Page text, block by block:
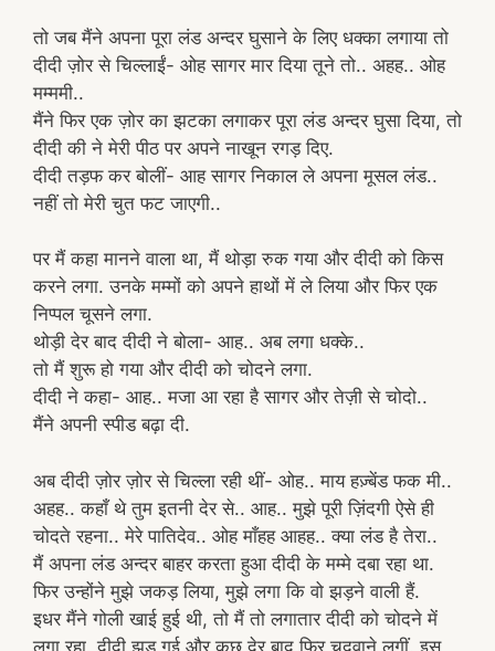
तो जब मैंने अपना पूरा लंड अन्दर घुसाने के लिए धक्का लगाया तो
दीदी ज़ोर से चिल्लाईं- ओह सागर मार दिया तूने तो.. अहह.. ओह
मम्ममी..
मैंने फिर एक ज़ोर का झटका लगाकर पूरा लंड अन्दर घुसा दिया, तो
दीदी की ने मेरी पीठ पर अपने नाखून रगड़ दिए.
दीदी तड़फ कर बोलीं- आह सागर निकाल ले अपना मूसल लंड..
नहीं तो मेरी चुत फट जाएगी..
पर मैं कहा मानने वाला था, मैं थोड़ा रुक गया और दीदी को किस
करने लगा. उनके मम्मों को अपने हाथों में ले लिया और फिर एक
निप्पल चूसने लगा.
थोड़ी देर बाद दीदी ने बोला- आह.. अब लगा धक्के..
तो मैं शुरू हो गया और दीदी को चोदने लगा.
दीदी ने कहा- आह.. मजा आ रहा है सागर और तेज़ी से चोदो..
मैंने अपनी स्पीड बढ़ा दी.
अब दीदी ज़ोर ज़ोर से चिल्ला रही थीं- ओह.. माय हज़्बेंड फक मी..
अहह.. कहाँ थे तुम इतनी देर से.. आह.. मुझे पूरी ज़िंदगी ऐसे ही
चोदते रहना.. मेरे पातिदेव.. ओह माँहह आहह.. क्या लंड है तेरा..
मैं अपना लंड अन्दर बाहर करता हुआ दीदी के मम्मे दबा रहा था.
फिर उन्होंने मुझे जकड़ लिया, मुझे लगा कि वो झड़ने वाली हैं.
इधर मैंने गोली खाई हुई थी, तो मैं तो लगातार दीदी को चोदने में
लगा रहा. दीदी झड़ गई और कुछ देर बाद फिर चुदवाने लगीं. इस